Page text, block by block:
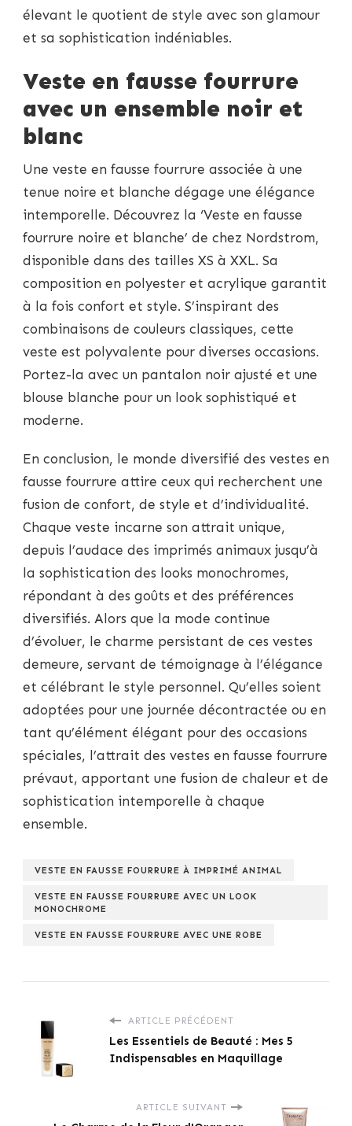
élevant le quotient de style avec son glamour
et sa sophistication indéniables.
Veste en fausse fourrure
avec un ensemble noir et
blanc
Une veste en fausse fourrure associée à une
tenue noire et blanche dégage une élégance
intemporelle. Découvrez la ‘Veste en fausse
fourrure noire et blanche’ de chez Nordstrom,
disponible dans des tailles XS à XXL. Sa
composition en polyester et acrylique garantit
à la fois confort et style. S’inspirant des
combinaisons de couleurs classiques, cette
veste est polyvalente pour diverses occasions.
Portez-la avec un pantalon noir ajusté et une
blouse blanche pour un look sophistiqué et
moderne.
En conclusion, le monde diversifié des vestes en
fausse fourrure attire ceux qui recherchent une
fusion de confort, de style et d’individualité.
Chaque veste incarne son attrait unique,
depuis l’audace des imprimés animaux jusqu’à
la sophistication des looks monochromes,
répondant à des goûts et des préférences
diversifiés. Alors que la mode continue
d’évoluer, le charme persistant de ces vestes
demeure, servant de témoignage à l’élégance
et célébrant le style personnel. Qu’elles soient
adoptées pour une journée décontractée ou en
tant qu’élément élégant pour des occasions
spéciales, l’attrait des vestes en fausse fourrure
prévaut, apportant une fusion de chaleur et de
sophistication intemporelle à chaque
ensemble.
VESTE EN FAUSSE FOURRURE À IMPRIMÉ ANIMAL
VESTE EN FAUSSE FOURRURE AVEC UN LOOK
MONOCHROME
VESTE EN FAUSSE FOURRURE AVEC UNE ROBE
ARTICLE PRÉCÉDENT
Les Essentiels de Beauté : Mes 5
Indispensables en Maquillage
ARTICLE SUIVANT